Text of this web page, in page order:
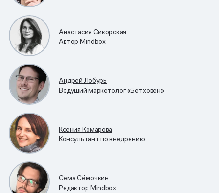
Анастасия Сикорская
Автор Mindbox
Андрей Лобурь
Ведущий маркетолог «Бетховен»
Ксения Комарова
Консультант по внедрению
Сёма Сёмочкин
Редактор Mindbox